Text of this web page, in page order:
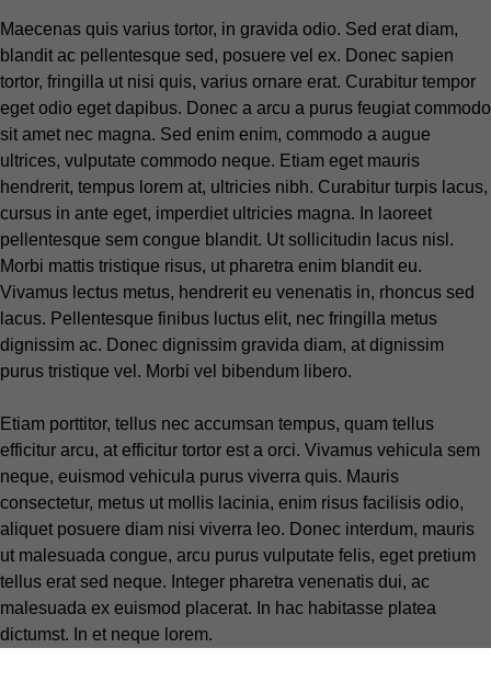
Maecenas quis varius tortor, in gravida odio. Sed erat diam,
blandit ac pellentesque sed, posuere vel ex. Donec sapien
tortor, fringilla ut nisi quis, varius ornare erat. Curabitur tempor
eget odio eget dapibus. Donec a arcu a purus feugiat commodo
sit amet nec magna. Sed enim enim, commodo a augue
ultrices, vulputate commodo neque. Etiam eget mauris
hendrerit, tempus lorem at, ultricies nibh. Curabitur turpis lacus,
cursus in ante eget, imperdiet ultricies magna. In laoreet
pellentesque sem congue blandit. Ut sollicitudin lacus nisl.
Morbi mattis tristique risus, ut pharetra enim blandit eu.
Vivamus lectus metus, hendrerit eu venenatis in, rhoncus sed
lacus. Pellentesque finibus luctus elit, nec fringilla metus
dignissim ac. Donec dignissim gravida diam, at dignissim
purus tristique vel. Morbi vel bibendum libero.
Etiam porttitor, tellus nec accumsan tempus, quam tellus
efficitur arcu, at efficitur tortor est a orci. Vivamus vehicula sem
neque, euismod vehicula purus viverra quis. Mauris
consectetur, metus ut mollis lacinia, enim risus facilisis odio,
aliquet posuere diam nisi viverra leo. Donec interdum, mauris
ut malesuada congue, arcu purus vulputate felis, eget pretium
tellus erat sed neque. Integer pharetra venenatis dui, ac
malesuada ex euismod placerat. In hac habitasse platea
dictumst. In et neque lorem.